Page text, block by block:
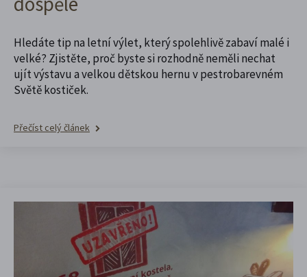
Hledáte tip na letní výlet, který spolehlivě zabaví malé i
velké? Zjistěte, proč byste si rozhodně neměli nechat
ujít výstavu a velkou dětskou hernu v pestrobarevném
Světě kostiček.
Přečíst celý článek